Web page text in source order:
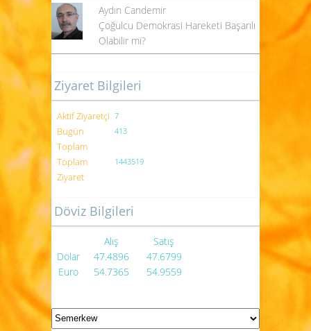
Aydın Candemir
Çoğulcu Demokrasi Hareketi Başarılı
Olabilir mi?
Ziyaret Bilgileri
Aktif Ziyaretçi 7
Bugün
Toplam
413
Toplam
Ziyaret
1443519
Döviz Bilgileri
Alış
Satış
Dolar
47.4896
47.6799
Euro
54.7365 54.9559